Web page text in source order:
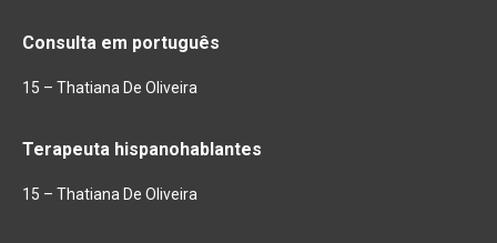
Consulta em português
15 – Thatiana De Oliveira
Terapeuta hispanohablantes
15 – Thatiana De Oliveira